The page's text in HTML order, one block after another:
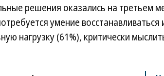
решения оказались на третьем
умение
нагрузку (61%), критически